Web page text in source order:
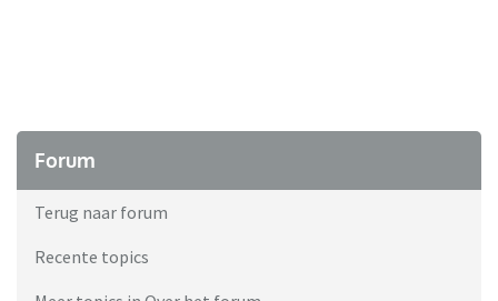
Forum
Terug naar forum
Recente topics